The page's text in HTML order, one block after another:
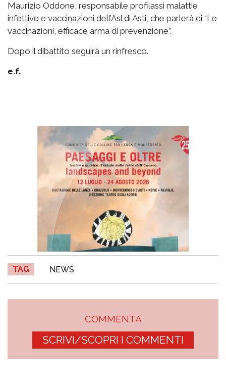
Maurizio Oddone, responsabile profilassi malattie
infettive e vaccinazioni dell’Asl di Asti, che parlerà di “Le
vaccinazioni, efficace arma di prevenzione”.
Dopo il dibattito seguirà un rinfresco.
e.f.
TAG NEWS
COMMENTA
SCRIVI/SCOPRI I COMMENTI